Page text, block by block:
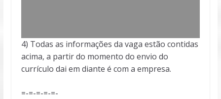
4) Todas as informações da vaga estão contidas
acima, a partir do momento do envio do
currículo dai em diante é com a empresa.
=-=-=-=-=-